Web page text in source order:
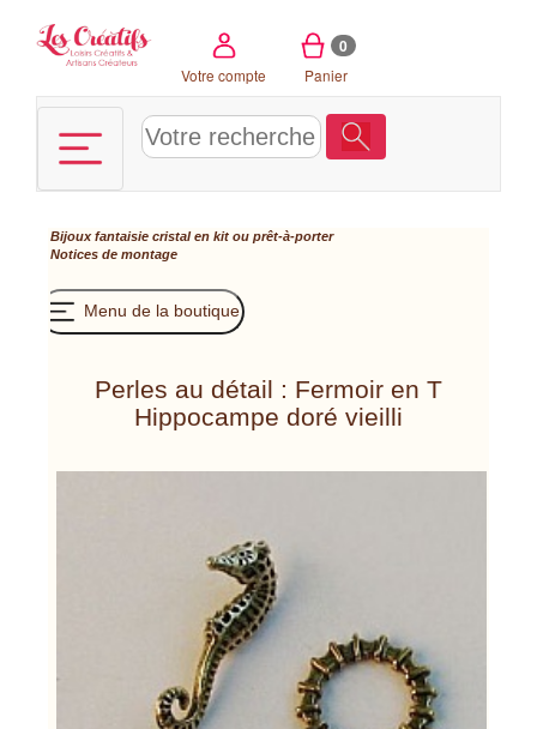
Votre compte
0
Panier
Bijoux fantaisie cristal en kit ou prêt-à-porter
Notices de montage
Menu de la boutique
Perles au détail : Fermoir en T
Hippocampe doré vieilli